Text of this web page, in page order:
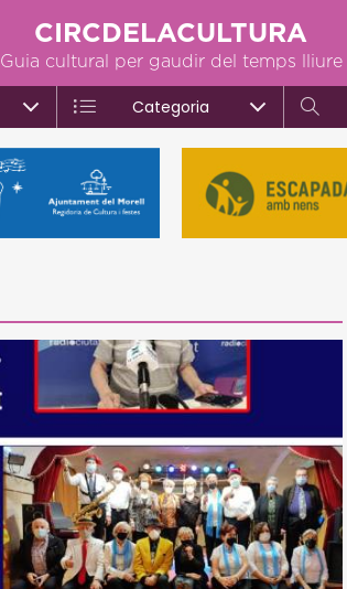
CIRCDELACULTURA
Guia cultural per gaudir del temps lliure
Categoria